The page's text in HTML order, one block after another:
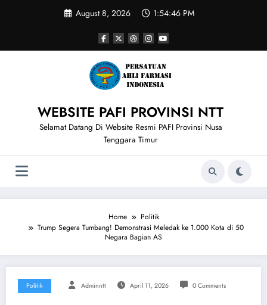
August 8, 2026 1:54:47 PM
WEBSITE PAFI PROVINSI NTT
Selamat Datang Di Website Resmi PAFI Provinsi Nusa
Tenggara Timur
Home
Politik
Trump Segera Tumbang! Demonstrasi Meledak ke 1.000 Kota di 50
Negara Bagian AS
Politik Adminntt April 11, 2026 0 Comments